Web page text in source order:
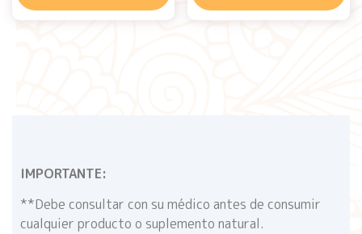
IMPORTANTE:
**Debe consultar con su médico antes de consumir
cualquier producto o suplemento natural.